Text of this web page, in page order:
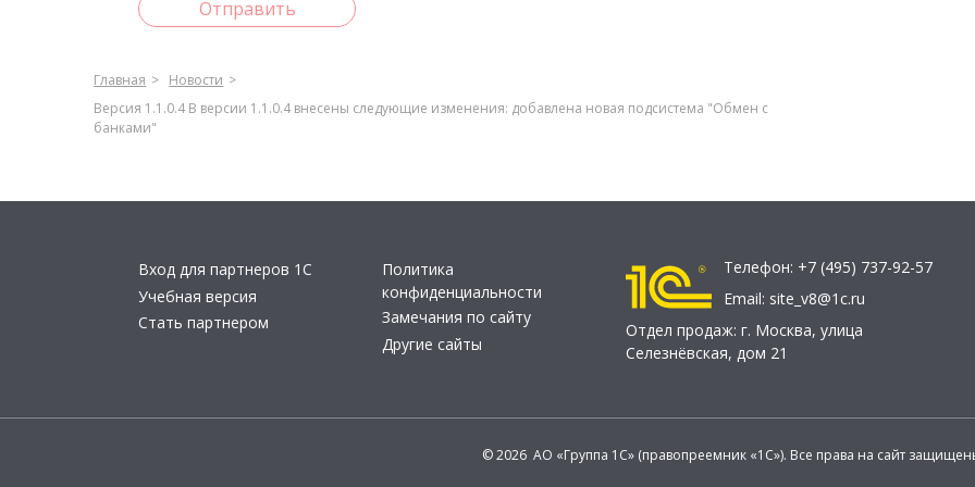
Отправить
Главная
Новости
Версия 1.1.0.4 В версии 1.1.0.4 внесены следующие изменения: добавлена новая подсистема "Обмен с
банками"
Вход для партнеров 1С
Учебная версия
Стать партнером
Политика
конфиденциальности
Замечания по сайту
Другие сайты
Телефон: +7 (495) 737-92-57
Email: site_v8@1c.ru
Отдел продаж: г. Москва, улица
Селезнёвская, дом 21
© 2026 АО «Группа 1С» (правопреемник «1С»). Все права на сайт